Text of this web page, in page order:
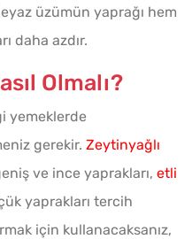
üzümün yaprağı hem
daha azdır.
Olmalı?
yemeklerde
gerekir. Zeytinyağlı
ve ince yaprakları, etli
yaprakları tercih
için kullanacaksanız,